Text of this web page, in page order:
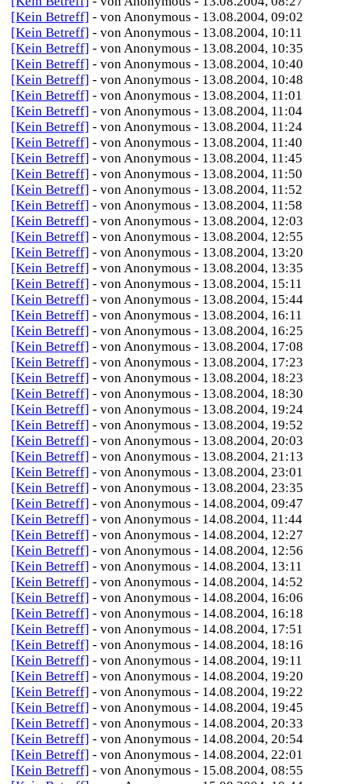
[Kein Betreff] - von Anonymous - 13.08.2004, 09:02
[Kein Betreff] - von Anonymous - 13.08.2004, 10:11
[Kein Betreff] - von Anonymous - 13.08.2004, 10:35
[Kein Betreff] - von Anonymous - 13.08.2004, 10:40
[Kein Betreff] - von Anonymous - 13.08.2004, 10:48
[Kein Betreff] - von Anonymous - 13.08.2004, 11:01
[Kein Betreff] - von Anonymous - 13.08.2004, 11:04
[Kein Betreff] - von Anonymous - 13.08.2004, 11:24
[Kein Betreff] - von Anonymous - 13.08.2004, 11:40
[Kein Betreff] - von Anonymous - 13.08.2004, 11:45
[Kein Betreff] - von Anonymous - 13.08.2004, 11:50
[Kein Betreff] - von Anonymous - 13.08.2004, 11:52
[Kein Betreff] - von Anonymous - 13.08.2004, 11:58
[Kein Betreff] - von Anonymous - 13.08.2004, 12:03
[Kein Betreff] - von Anonymous - 13.08.2004, 12:55
[Kein Betreff] - von Anonymous - 13.08.2004, 13:20
[Kein Betreff] - von Anonymous - 13.08.2004, 13:35
[Kein Betreff] - von Anonymous - 13.08.2004, 15:11
[Kein Betreff] - von Anonymous - 13.08.2004, 15:44
[Kein Betreff] - von Anonymous - 13.08.2004, 16:11
[Kein Betreff] - von Anonymous - 13.08.2004, 16:25
[Kein Betreff] - von Anonymous - 13.08.2004, 17:08
[Kein Betreff] - von Anonymous - 13.08.2004, 17:23
[Kein Betreff] - von Anonymous - 13.08.2004, 18:23
[Kein Betreff] - von Anonymous - 13.08.2004, 18:30
[Kein Betreff] - von Anonymous - 13.08.2004, 19:24
[Kein Betreff] - von Anonymous - 13.08.2004, 19:52
[Kein Betreff] - von Anonymous - 13.08.2004, 20:03
[Kein Betreff] - von Anonymous - 13.08.2004, 21:13
[Kein Betreff] - von Anonymous - 13.08.2004, 23:01
[Kein Betreff] - von Anonymous - 13.08.2004, 23:35
[Kein Betreff] - von Anonymous - 14.08.2004, 09:47
[Kein Betreff] - von Anonymous - 14.08.2004, 11:44
[Kein Betreff] - von Anonymous - 14.08.2004, 12:27
[Kein Betreff] - von Anonymous - 14.08.2004, 12:56
[Kein Betreff] - von Anonymous - 14.08.2004, 13:11
[Kein Betreff] - von Anonymous - 14.08.2004, 14:52
[Kein Betreff] - von Anonymous - 14.08.2004, 16:06
[Kein Betreff] - von Anonymous - 14.08.2004, 16:18
[Kein Betreff] - von Anonymous - 14.08.2004, 17:51
[Kein Betreff] - von Anonymous - 14.08.2004, 18:16
[Kein Betreff] - von Anonymous - 14.08.2004, 19:11
[Kein Betreff] - von Anonymous - 14.08.2004, 19:20
[Kein Betreff] - von Anonymous - 14.08.2004, 19:22
[Kein Betreff] - von Anonymous - 14.08.2004, 19:45
[Kein Betreff] - von Anonymous - 14.08.2004, 20:33
[Kein Betreff] - von Anonymous - 14.08.2004, 20:54
[Kein Betreff] - von Anonymous - 14.08.2004, 22:01
[Kein Betreff] - von Anonymous - 15.08.2004, 08:55